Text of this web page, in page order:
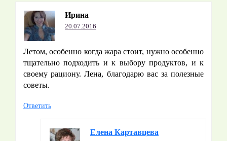
Ирина
20.07.2016
Летом, особенно когда жара стоит, нужно особенно
тщательно подходить и к выбору продуктов, и к
своему рациону. Лена, благодарю вас за полезные
советы.
Ответить
Елена Картавцева